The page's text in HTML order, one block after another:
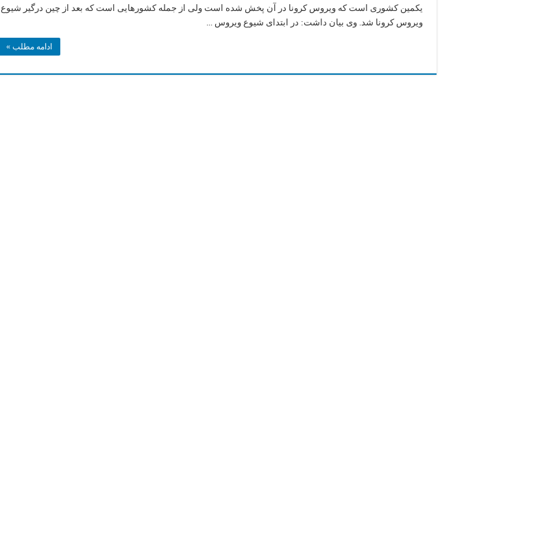
و
درمان
ایران
یکمین کشوری است که ویروس کرونا در آن پخش شده است ولی از جمله کشورهایی است که بعد از چین درگیر شیوع
ویروس کرونا شد. وی بیان داشت: در ابتدای شیوع ویروس ...
ادامه مطلب »